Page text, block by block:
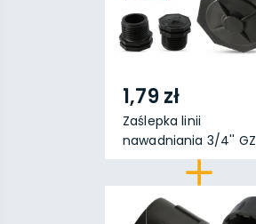
1,79 zł
Zaślepka linii
nawadniania 3/4'' GZ